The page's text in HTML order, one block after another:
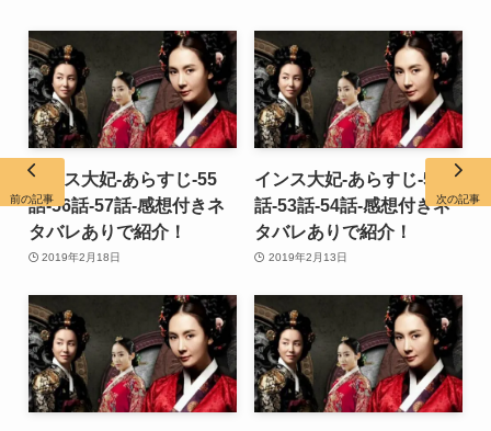
インス大妃-あらすじ-55
話-56話-57話-感想付きネ
タバレありで紹介！
2019年2月18日
インス大妃-あらすじ-52
話-53話-54話-感想付きネ
タバレありで紹介！
2019年2月13日
前の記事 次の記事